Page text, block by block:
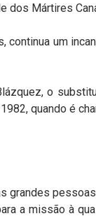
dos Mártires
um
o
quando é
a missão à